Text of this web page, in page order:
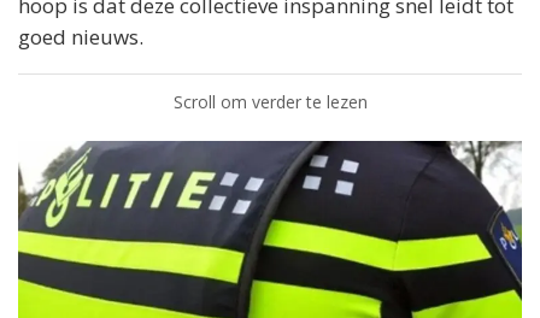
goed nieuws.
Scroll om verder te lezen